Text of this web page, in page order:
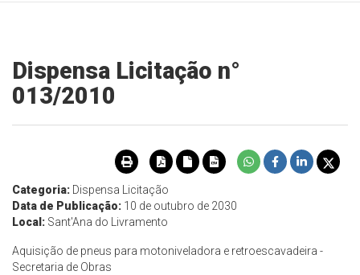
Dispensa Licitação n°
013/2010
Categoria: Dispensa Licitação
Data de Publicação: 10 de outubro de 2030
Local: Sant'Ana do Livramento
Aquisição de pneus para motoniveladora e retroescavadeira -
Secretaria de Obras